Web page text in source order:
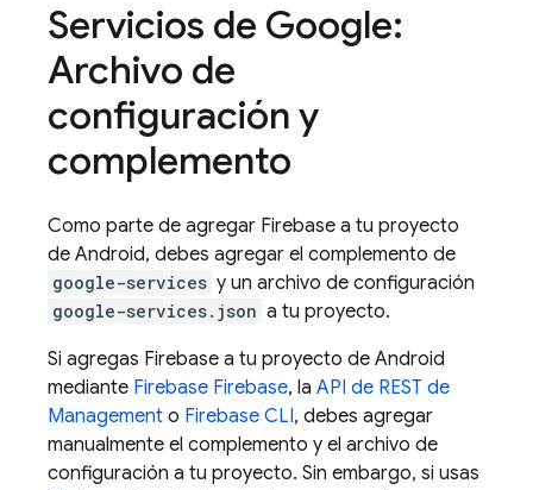
Servicios de Google:
Archivo de
configuración y
complemento
Como parte de agregar Firebase a tu proyecto
de Android, debes agregar el complemento de
google-services y un archivo de configuración
google-services.json a tu proyecto.
Si agregas Firebase a tu proyecto de Android
mediante Firebase Firebase, la API de REST de
Management o Firebase CLI, debes agregar
manualmente el complemento y el archivo de
configuración a tu proyecto. Sin embargo, si usas